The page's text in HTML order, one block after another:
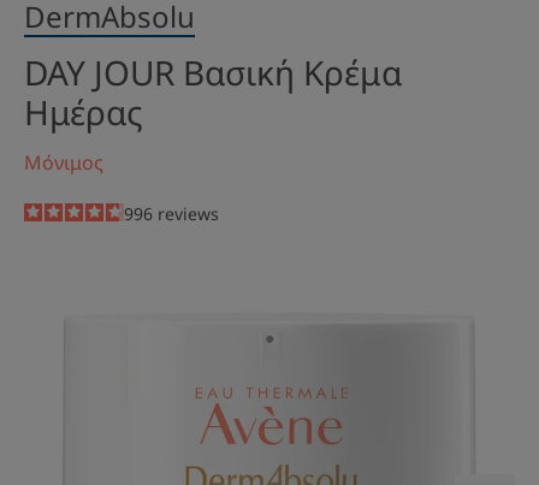
DermAbsolu
DAY JOUR Βασική Κρέμα
Ημέρας
Μόνιμος
4.7
/
5
996 reviews